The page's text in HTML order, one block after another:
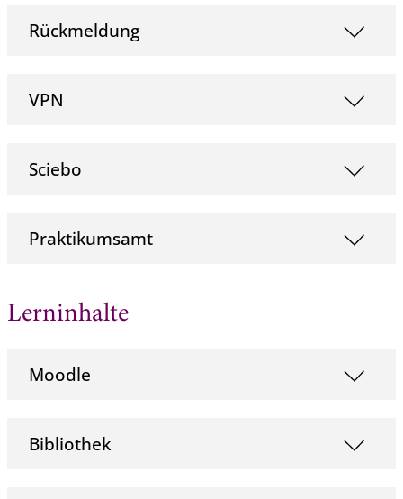
Rückmeldung
VPN
Sciebo
Praktikumsamt
Lerninhalte
Moodle
Bibliothek